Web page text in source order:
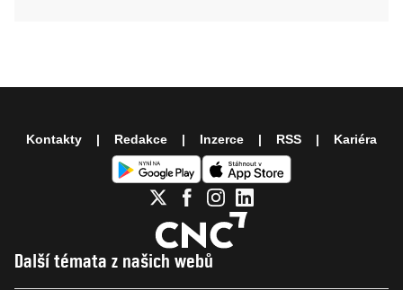
Další témata z našich webů
Kontakty Redakce Inzerce RSS Kariéra